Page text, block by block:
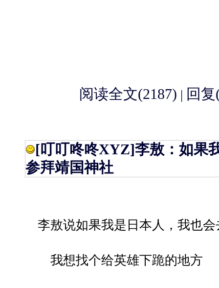
阅读全文(2187) | 回
[叮叮咚咚XYZ]李敖：如果
参拜靖国神社
李敖说如果我是日本人，我也
我想找个给英雄下跪的地方